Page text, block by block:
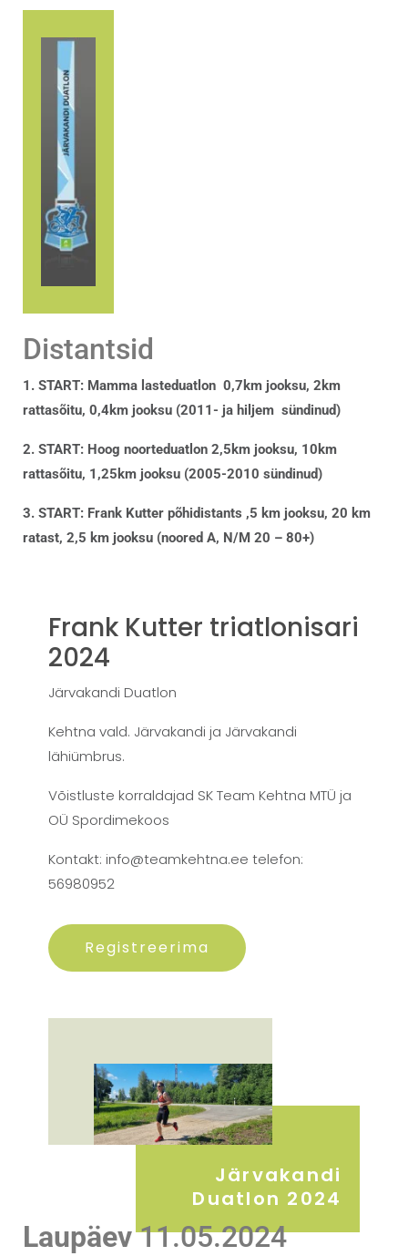
Distantsid
1. START: Mamma lasteduatlon 0,7km jooksu, 2km
rattasõitu, 0,4km jooksu (2011- ja hiljem sündinud)
2. START: Hoog noorteduatlon 2,5km jooksu, 10km
rattasõitu, 1,25km jooksu (2005-2010 sündinud)
3. START: Frank Kutter põhidistants ,5 km jooksu, 20 km
ratast, 2,5 km jooksu (noored A, N/M 20 – 80+)
Frank Kutter triatlonisari
2024
Järvakandi Duatlon
Kehtna vald. Järvakandi ja Järvakandi
lähiümbrus.
Võistluste korraldajad SK Team Kehtna MTÜ ja
OÜ Spordimekoos
Kontakt: info@teamkehtna.ee telefon:
56980952
Registreerima
Järvakandi
Duatlon 2024
Laupäev11.05.2024